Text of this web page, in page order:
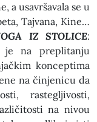
a usavršavala se u
Tajvana, Kine…
IZ STOLICE:
na preplitanju
konceptima
na činjenicu da
rastegljivosti,
na nivou